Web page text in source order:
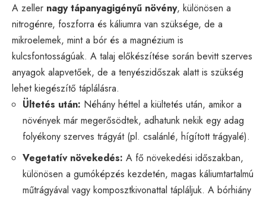
A zeller nagy tápanyagigényű növény, különösen a
nitrogénre, foszforra és káliumra van szüksége, de a
mikroelemek, mint a bór és a magnézium is
kulcsfontosságúak. A talaj előkészítése során bevitt szerves
anyagok alapvetőek, de a tenyészidőszak alatt is szükség
lehet kiegészítő táplálásra.
Ültetés után: Néhány héttel a kiültetés után, amikor a
növények már megerősödtek, adhatunk nekik egy adag
folyékony szerves trágyát (pl. csalánlé, hígított trágyalé).
Vegetatív növekedés: A fő növekedési időszakban,
különösen a gumóképzés kezdetén, magas káliumtartalmú
műtrágyával vagy komposztkivonattal tápláljuk. A bórhiány